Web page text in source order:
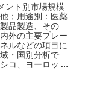
ト別市場規模
；用途別：医薬
品製造、その
外の主要プレー
ルなどの項目に
・国別分析で
コ、ヨーロッ …